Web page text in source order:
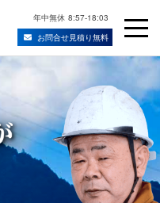
年中無休 8:57-18:03
お問合せ見積り無料
理業者